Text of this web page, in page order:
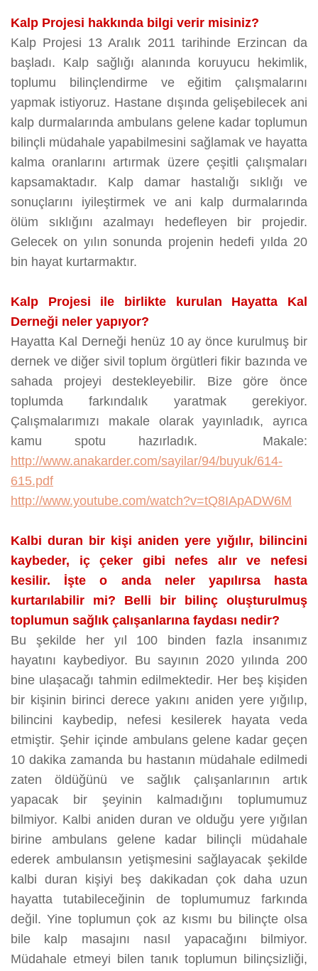
Kalp Projesi hakkında bilgi verir misiniz?
Kalp Projesi 13 Aralık 2011 tarihinde Erzincan da
başladı. Kalp sağlığı alanında koruyucu hekimlik,
toplumu bilinçlendirme ve eğitim çalışmalarını
yapmak istiyoruz. Hastane dışında gelişebilecek ani
kalp durmalarında ambulans gelene kadar toplumun
bilinçli müdahale yapabilmesini sağlamak ve hayatta
kalma oranlarını artırmak üzere çeşitli çalışmaları
kapsamaktadır. Kalp damar hastalığı sıklığı ve
sonuçlarını iyileştirmek ve ani kalp durmalarında
ölüm sıklığını azalmayı hedefleyen bir projedir.
Gelecek on yılın sonunda projenin hedefi yılda 20
bin hayat kurtarmaktır.
Kalp Projesi ile birlikte kurulan Hayatta Kal
Derneği neler yapıyor?
Hayatta Kal Derneği henüz 10 ay önce kurulmuş bir
dernek ve diğer sivil toplum örgütleri fikir bazında ve
sahada projeyi destekleyebilir. Bize göre önce
toplumda farkındalık yaratmak gerekiyor.
Çalışmalarımızı makale olarak yayınladık, ayrıca
kamu spotu hazırladık. Makale:
http://www.anakarder.com/sayilar/94/buyuk/614-
615.pdf
http://www.youtube.com/watch?v=tQ8IApADW6M
Kalbi duran bir kişi aniden yere yığılır, bilincini
kaybeder, iç çeker gibi nefes alır ve nefesi
kesilir. İşte o anda neler yapılırsa hasta
kurtarılabilir mi? Belli bir bilinç oluşturulmuş
toplumun sağlık çalışanlarına faydası nedir?
Bu şekilde her yıl 100 binden fazla insanımız
hayatını kaybediyor. Bu sayının 2020 yılında 200
bine ulaşacağı tahmin edilmektedir. Her beş kişiden
bir kişinin birinci derece yakını aniden yere yığılıp,
bilincini kaybedip, nefesi kesilerek hayata veda
etmiştir. Şehir içinde ambulans gelene kadar geçen
10 dakika zamanda bu hastanın müdahale edilmedi
zaten öldüğünü ve sağlık çalışanlarının artık
yapacak bir şeyinin kalmadığını toplumumuz
bilmiyor. Kalbi aniden duran ve olduğu yere yığılan
birine ambulans gelene kadar bilinçli müdahale
ederek ambulansın yetişmesini sağlayacak şekilde
kalbi duran kişiyi beş dakikadan çok daha uzun
hayatta tutabileceğinin de toplumumuz farkında
değil. Yine toplumun çok az kısmı bu bilinçte olsa
bile kalp masajını nasıl yapacağını bilmiyor.
Müdahale etmeyi bilen tanık toplumun bilinçsizliği,